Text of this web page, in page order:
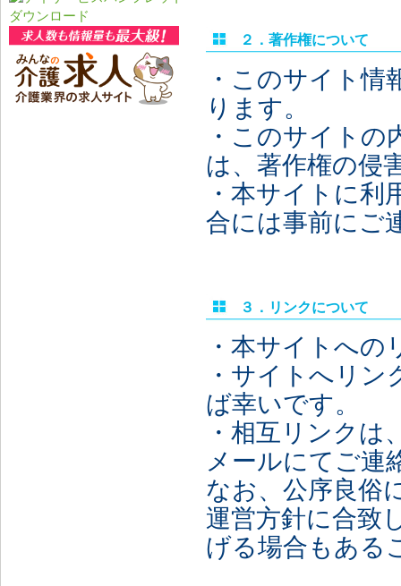
２．著作権について
・このサイト
ります。
・このサイト
は、著作権の侵
・本サイトに
合には事前にご
３．リンクについて
・本サイトへ
・サイトへリ
ば幸いです。
・相互リンク
メールにてご連
なお、公序良俗
運営方針に合致
げる場合もある